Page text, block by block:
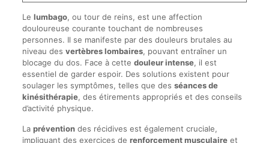
Le lumbago, ou tour de reins, est une affection
douloureuse courante touchant de nombreuses
personnes. Il se manifeste par des douleurs brutales au
niveau des vertèbres lombaires, pouvant entraîner un
blocage du dos. Face à cette douleur intense, il est
essentiel de garder espoir. Des solutions existent pour
soulager les symptômes, telles que des séances de
kinésithérapie, des étirements appropriés et des conseils
d’activité physique.
La préventiondes récidives est également cruciale,
impliquant des exercices de renforcement musculaireet